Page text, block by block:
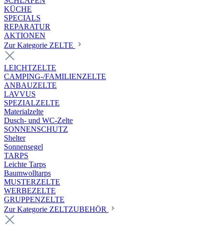
KÜCHE
SPECIALS
REPARATUR
AKTIONEN
Zur Kategorie ZELTE
LEICHTZELTE
CAMPING-/FAMILIENZELTE
ANBAUZELTE
LAVVUS
SPEZIALZELTE
Materialzelte
Dusch- und WC-Zelte
SONNENSCHUTZ
Shelter
Sonnensegel
TARPS
Leichte Tarps
Baumwolltarps
MUSTERZELTE
WERBEZELTE
GRUPPENZELTE
Zur Kategorie ZELTZUBEHÖR